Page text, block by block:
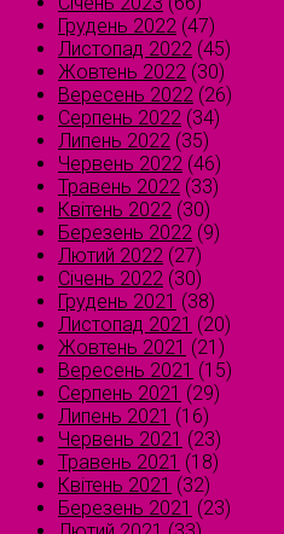
Грудень 2022 (47)
Листопад 2022 (45)
Жовтень 2022 (30)
Вересень 2022 (26)
Серпень 2022 (34)
Липень 2022 (35)
Червень 2022 (46)
Травень 2022 (33)
Квітень 2022 (30)
Березень 2022 (9)
Лютий 2022 (27)
Січень 2022 (30)
Грудень 2021 (38)
Листопад 2021 (20)
Жовтень 2021 (21)
Вересень 2021 (15)
Серпень 2021 (29)
Липень 2021 (16)
Червень 2021 (23)
Травень 2021 (18)
Квітень 2021 (32)
Березень 2021 (23)